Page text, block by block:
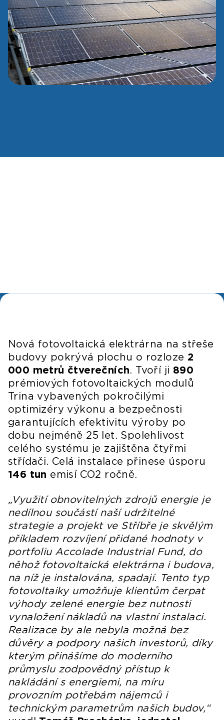
Nová fotovoltaická elektrárna na střeše
budovy pokrývá plochu o rozloze 2
000 metrů čtverečních. Tvoří ji 890
prémiových fotovoltaických modulů
Trina vybavených pokročilými
optimizéry výkonu a bezpečnosti
garantujících efektivitu výroby po
dobu nejméně 25 let. Spolehlivost
celého systému je zajištěna čtyřmi
střídači. Celá instalace přinese úsporu
146 tun emisí CO2 ročně.
„Využití obnovitelných zdrojů energie je
nedílnou součástí naší udržitelné
strategie a projekt ve Stříbře je skvělým
příkladem rozvíjení přidané hodnoty v
portfoliu Accolade Industrial Fund, do
něhož fotovoltaická elektrárna i budova,
na níž je instalována, spadají. Tento typ
fotovoltaiky umožňuje klientům čerpat
výhody zelené energie bez nutnosti
vynaložení nákladů na vlastní instalaci.
Realizace by ale nebyla možná bez
důvěry a podpory našich investorů, díky
kterým přinášíme do moderního
průmyslu zodpovědný přístup k
nakládání s energiemi, na míru
provozním potřebám nájemců i
technickým parametrům našich budov,“